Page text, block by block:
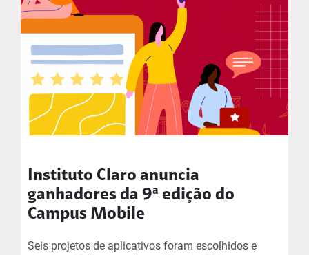
Instituto Claro anuncia
ganhadores da 9ª edição do
Campus Mobile
Seis projetos de aplicativos foram escolhidos e